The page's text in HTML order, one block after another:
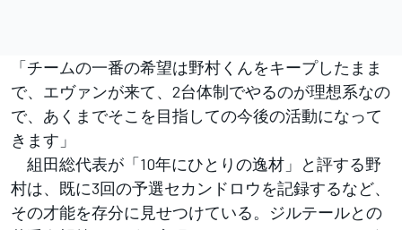
「チームの一番の希望は野村くんをキープしたまま
で、エヴァンが来て、2台体制でやるのが理想系なの
で、あくまでそこを目指しての今後の活動になって
きます」
組田総代表が「10年にひとりの逸材」と評する野
村は、既に3回の予選セカンドロウを記録するなど、
その才能を存分に見せつけている。ジルテールとの